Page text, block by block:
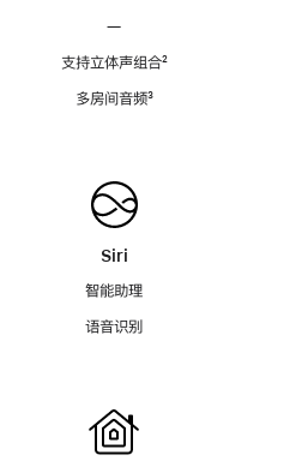
—
支持立体声组合脚
²
多房间音频脚
³
Siri
智能助理
语音识别